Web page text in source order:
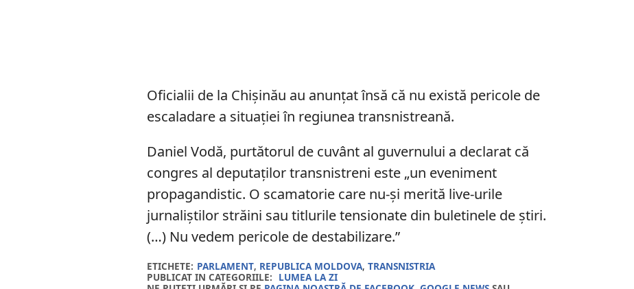
Oficialii de la Chișinău au anunțat însă că nu există pericole de
escaladare a situației în regiunea transnistreană.
Daniel Vodă, purtătorul de cuvânt al guvernului a declarat că
congres al deputaților transnistreni este „un eveniment
propagandistic. O scamatorie care nu-și merită live-urile
jurnaliștilor străini sau titlurile tensionate din buletinele de știri.
(…) Nu vedem pericole de destabilizare.”
ETICHETE: PARLAMENT, REPUBLICA MOLDOVA,TRANSNISTRIA
PUBLICAT IN CATEGORIILE: LUMEA LA ZI